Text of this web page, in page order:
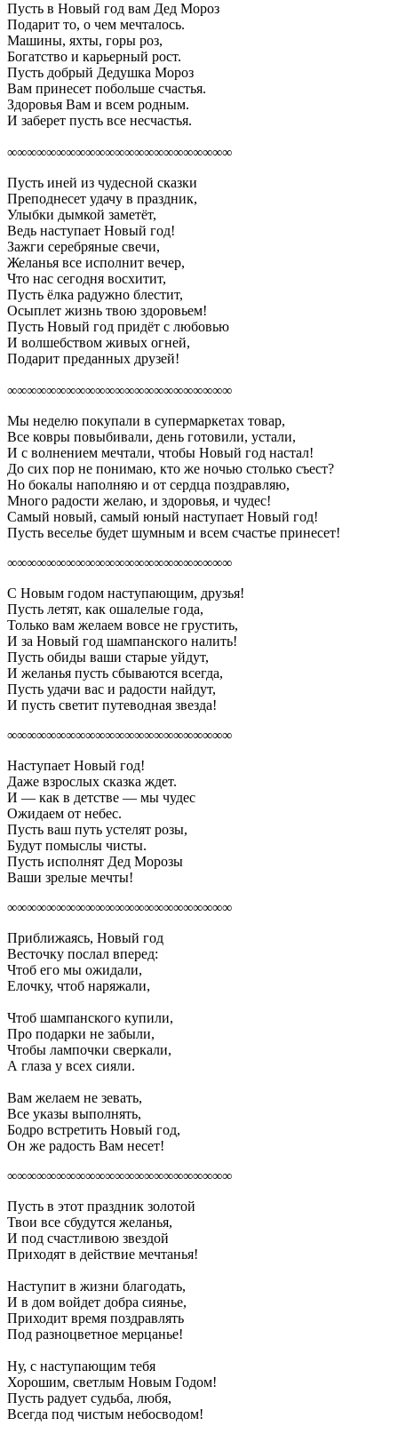
Пусть в Новый год вам Дед Мороз
Подарит то, о чем мечталось.
Машины, яхты, горы роз,
Богатство и карьерный рост.
Пусть добрый Дедушка Мороз
Вам принесет побольше счастья.
Здоровья Вам и всем родным.
И заберет пусть все несчастья.
∞∞∞∞∞∞∞∞∞∞∞∞∞∞∞∞∞∞∞∞∞∞∞
Пусть иней из чудесной сказки
Преподнесет удачу в праздник,
Улыбки дымкой заметёт,
Ведь наступает Новый год!
Зажги серебряные свечи,
Желанья все исполнит вечер,
Что нас сегодня восхитит,
Пусть ёлка радужно блестит,
Осыплет жизнь твою здоровьем!
Пусть Новый год придёт с любовью
И волшебством живых огней,
Подарит преданных друзей!
∞∞∞∞∞∞∞∞∞∞∞∞∞∞∞∞∞∞∞∞∞∞∞
Мы неделю покупали в супермаркетах товар,
Все ковры повыбивали, день готовили, устали,
И с волнением мечтали, чтобы Новый год настал!
До сих пор не понимаю, кто же ночью столько съест?
Но бокалы наполняю и от сердца поздравляю,
Много радости желаю, и здоровья, и чудес!
Самый новый, самый юный наступает Новый год!
Пусть веселье будет шумным и всем счастье принесет!
∞∞∞∞∞∞∞∞∞∞∞∞∞∞∞∞∞∞∞∞∞∞∞
С Новым годом наступающим, друзья!
Пусть летят, как ошалелые года,
Только вам желаем вовсе не грустить,
И за Новый год шампанского налить!
Пусть обиды ваши старые уйдут,
И желанья пусть сбываются всегда,
Пусть удачи вас и радости найдут,
И пусть светит путеводная звезда!
∞∞∞∞∞∞∞∞∞∞∞∞∞∞∞∞∞∞∞∞∞∞∞
Наступает Новый год!
Даже взрослых сказка ждет.
И — как в детстве — мы чудес
Ожидаем от небес.
Пусть ваш путь устелят розы,
Будут помыслы чисты.
Пусть исполнят Дед Морозы
Ваши зрелые мечты!
∞∞∞∞∞∞∞∞∞∞∞∞∞∞∞∞∞∞∞∞∞∞∞
Приближаясь, Новый год
Весточку послал вперед:
Чтоб его мы ожидали,
Елочку, чтоб наряжали,
Чтоб шампанского купили,
Про подарки не забыли,
Чтобы лампочки сверкали,
А глаза у всех сияли.
Вам желаем не зевать,
Все указы выполнять,
Бодро встретить Новый год,
Он же радость Вам несет!
∞∞∞∞∞∞∞∞∞∞∞∞∞∞∞∞∞∞∞∞∞∞∞
Пусть в этот праздник золотой
Твои все сбудутся желанья,
И под счастливою звездой
Приходят в действие мечтанья!
Наступит в жизни благодать,
И в дом войдет добра сиянье,
Приходит время поздравлять
Под разноцветное мерцанье!
Ну, с наступающим тебя
Хорошим, светлым Новым Годом!
Пусть радует судьба, любя,
Всегда под чистым небосводом!